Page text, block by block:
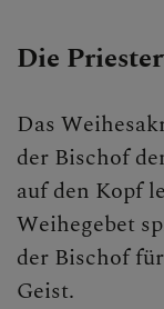
Die
Das
der Bischof
auf den Kopf
Weihegebet
der Bischof
Geist.